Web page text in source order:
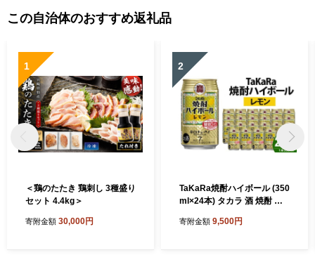
この自治体のおすすめ返礼品
1
＜鶏のたたき 鶏刺し 3種盛り
セット 4.4kg＞
寄附金額 30,000円
2
TaKaRa焼酎ハイボール (350
ml×24本) タカラ 酒 焼酎 チ
気 おすすめ ギフト
寄附金額 9,500円